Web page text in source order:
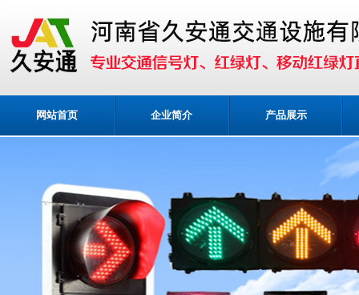
网站首页 企业简介 产品展示
业务咨询